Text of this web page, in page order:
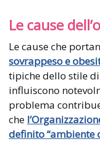
Le cause
Le cause che
sovrappeso e
tipiche dello stile
influiscono
problema
che
definito “ambiente